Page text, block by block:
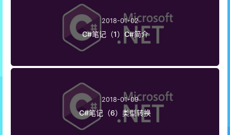
2018-01-02
C#笔记（1）C#简介
2018-01-09
C#笔记（6）类型转换